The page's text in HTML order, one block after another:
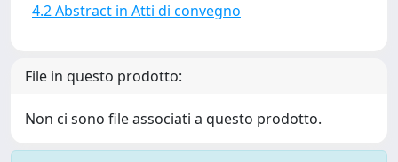
4.2 Abstract in Atti di convegno
File in questo prodotto:
Non ci sono file associati a questo prodotto.